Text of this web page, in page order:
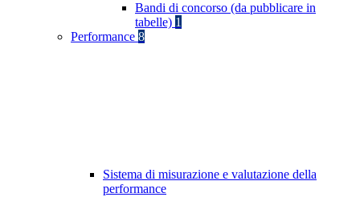
Bandi di concorso (da pubblicare in
tabelle) 1
Performance 8
Sistema di misurazione e valutazione della
performance